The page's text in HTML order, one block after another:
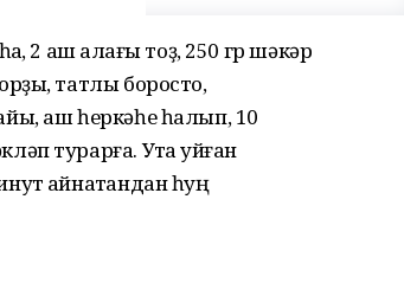
2 аш ҡалағы тоҙ, 250 гр шәкәр
татлы боросто,
аш һеркәһе һалып, 10
турарға. Утҡа ҡуйған
ҡайнатҡандан һуң